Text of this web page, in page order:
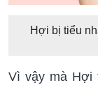
Hợi bị tiểu
Vì vậy mà Hợi